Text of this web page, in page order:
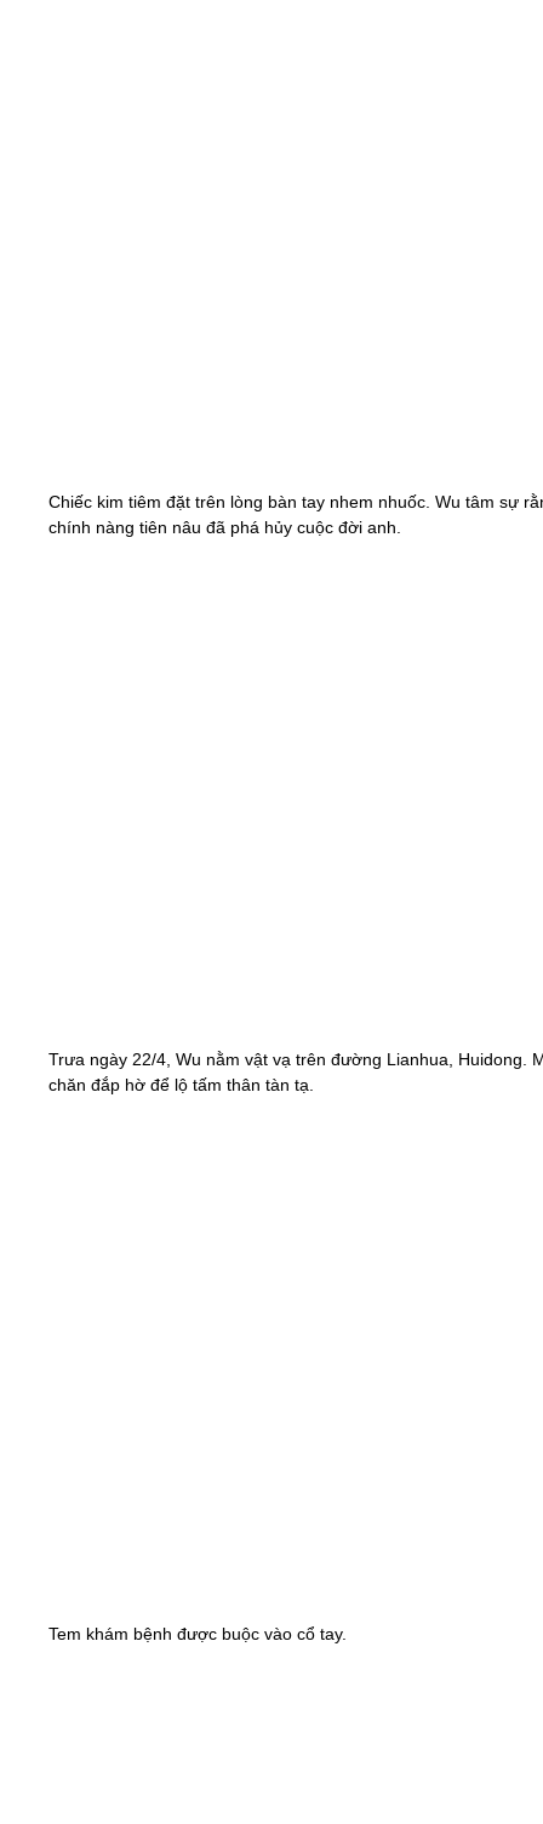
Chiếc kim tiêm đặt trên lòng bàn tay nhem nhuốc. Wu tâm sự
chính nàng tiên nâu đã phá hủy cuộc đời anh.
Trưa ngày 22/4, Wu nằm vật vạ trên đường Lianhua, Huidong.
chăn đắp hờ để lộ tấm thân tàn tạ.
Tem khám bệnh được buộc vào cổ tay.